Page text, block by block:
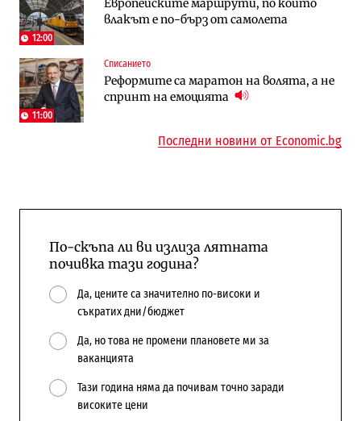
12:00
Европейските маршрути, по които
влакът е по-бърз от самолета
11:00
Списанието
Реформите са маратон на волята, а не
спринт на емоцията
АЕЦ „Козлодуй“ ще работи само още
няколко седмици, ако сушата продължи
Енергетика
Държавният ТЕЦ „Марица изток 2“
работи с 5 блока
Последни дни с обозначаване на цените
в лева: Какво предстои?
Компании
„Ендуросат“ ще строи огромен
космически и отбранителен център в
Последни новини от Economic.bg
По-скъпа ли ви излиза лятната
почивка тази година?
Да, цените са значително по-високи и
съкратих дни/бюджет
Да, но това не промени плановете ми за
ваканцията
Тази година няма да почивам точно заради
високите цени